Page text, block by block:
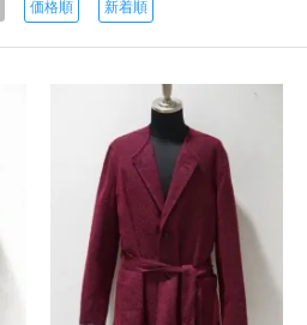
価格順 新着順